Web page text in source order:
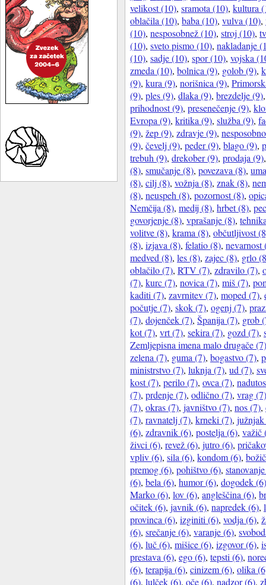
velikost (10), sramota (10), kultura
oblačila (10), baba (10), vulva (10),
(10), nesposobnež (10), stroj (10),
(10), sveto pismo (10), nakladanje
(10), sadje (10), spor (10), vojska
zmeda (10), bolnica (9), golob (9),
(9), kura (9), norišnica (9),
(9), ples (9), dlaka (9), brezdelje (9)
prihodnost (9), presenečenje (9),
Evropa (9), kritika (9), služba (9),
(9), žep (9), zdravje (9),
(9), čevelj (9), peder (9), blago (9),
trebuh (9), drekober (9), prodaja (9)
(8), smučanje (8), povezava (8),
(8), cilj (8), vožnja (8), znak (8),
(8), neuspeh (8), pozornost (8),
Nemčija (8), medij (8), hrbet (8),
govorjenje (8), vprašanje (8),
volitve (8), krama (8), občutljivost
(8), izjava (8), felatio (8), nevarnost
medved (8), les (8), zajec (8), grlo
oblačilo (7), RTV (7), zdravilo (7),
(7), kurc (7), novica (7), miš (7),
kaditi (7), zavrnitev (7), moped (7),
počutje (7), skok (7), ogenj (7),
(7), dojenček (7), Španija (7), grob
kot (7), vrt (7), sekira (7), gozd (7),
Zemljepisna imena malo drugače (7)
zelena (7), guma (7), bogastvo (7),
ministrstvo (7), luknja (7), ud (7),
kost (7), perilo (7), ovca (7),
(7), prdenje (7), odlično (7), vrag (7)
(7), okras (7), javništvo (7), nos (7),
(7), ravnatelj (7), krneki (7),
(6), zdravnik (6), postelja (6), važič
živci (6), revež (6), jutro (6),
vpliv (6), sila (6), kondom (6),
premog (6), pohištvo (6),
(6), bela (6), humor (6), dogodek (6)
Marko (6), lov (6), angleščina (6),
očitek (6), javnik (6), napredek (6),
provinca (6), izginiti (6), vodja (6),
(6), srečanje (6), varanje (6),
(6), luč (6), mišice (6), izgovor (6),
prestava (6), ego (6), tepsti (6),
(6), terapija (6), cinizem (6), olika
(6), lulček (6), oče (6), nadzor (6),